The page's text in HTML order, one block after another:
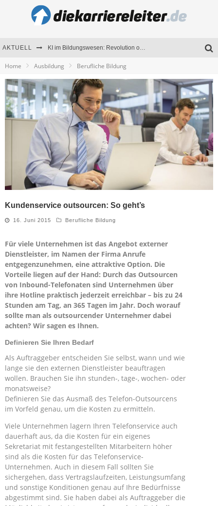
AKTUELL KI im Bildungswesen: Revolution oder Risiko für Schulen und Universitäten?
Mitarbeitenden-Schulungen erfolgreich planen – Ratgeber für Unternehmen
Home Ausbildung Berufliche Bildung
Kundenservice outsourcen: So geht’s
16. Juni 2015 Berufliche Bildung
Für viele Unternehmen ist das Angebot externer
Dienstleister, im Namen der Firma Anrufe
entgegenzunehmen, eine attraktive Option. Die
Vorteile liegen auf der Hand: Durch das Outsourcen
von Inbound-Telefonaten sind Unternehmen über
ihre Hotline praktisch jederzeit erreichbar – bis zu 24
Stunden am Tag, an 365 Tagen im Jahr. Doch worauf
sollte man als outsourcender Unternehmer dabei
achten? Wir sagen es Ihnen.
Definieren Sie Ihren Bedarf
Als Auftraggeber entscheiden Sie selbst, wann und wie
lange sie den externen Dienstleister beauftragen
wollen. Brauchen Sie ihn stunden-, tage-, wochen- oder
monatsweise?
Definieren Sie das Ausmaß des Telefon-Outsourcens
im Vorfeld genau, um die Kosten zu ermitteln.
Viele Unternehmen lagern Ihren Telefonservice auch
dauerhaft aus, da die Kosten für ein eigenes
Sekretariat mit festangestellten Mitarbeitern höher
sind als die Kosten für das Telefonservice-
Unternehmen. Auch in diesem Fall sollten Sie
sichergehen, dass Vertragslaufzeiten, Leistungsumfang
und sonstige Konditionen genau auf Ihre Bedürfnisse
abgestimmt sind. Sie haben dabei als Auftraggeber die